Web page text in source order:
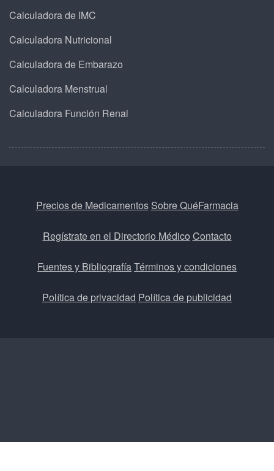
Calculadora de IMC
Calculadora Nutricional
Calculadora de Embarazo
Calculadora Menstrual
Calculadora Función Renal
Precios de Medicamentos Sobre QuéFarmacia
Regístrate en el Directorio Médico Contacto
Fuentes y BibliografíaTérminos y condiciones
Política de privacidad Política de publicidad